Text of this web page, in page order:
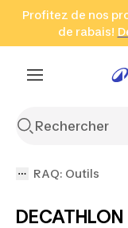
Aller à la
Profitez de nos
de rabais!
en
RAQ: Outils
DECATHLON